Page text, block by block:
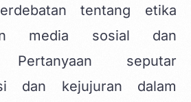
tentang etika
media sosial dan
Pertanyaan seputar
dan kejujuran dalam